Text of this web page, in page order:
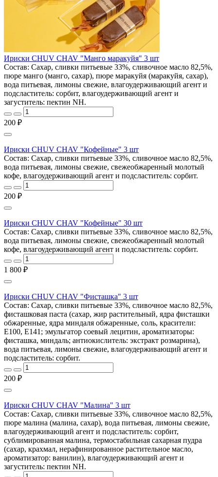
Ириски CHUV CHAV "Манго маракуйя" 3 шт
Состав: Сахар, сливки питьевые 33%, сливочное масло 82,5%,
пюре манго (манго, сахар), пюре маракуйя (маракуйя, сахар),
вода питьевая, лимоны свежие, влагоудерживающий агент и
подсластитель: сорбит, влагоудерживающий агент и
загуститель: пектин NH.
200 ₽
Ириски CHUV CHAV "Кофейные" 3 шт
Состав: Сахар, сливки питьевые 33%, сливочное масло 82,5%,
вода питьевая, лимоны свежие, свежеобжаренный молотый
кофе, влагоудерживающий агент и подсластитель: сорбит.
200 ₽
Ириски CHUV CHAV "Кофейные" 30 шт
Состав: Сахар, сливки питьевые 33%, сливочное масло 82,5%,
вода питьевая, лимоны свежие, свежеобжаренный молотый
кофе, влагоудерживающий агент и подсластитель: сорбит.
1 800 ₽
Ириски CHUV CHAV "Фисташка" 3 шт
Состав: Сахар, сливки питьевые 33%, сливочное масло 82,5%,
фисташковая паста (сахар, жир растительный, ядра фисташки
обжаренные, ядра миндаля обжаренные, соль, красители:
E100, E141; эмульгатор соевый лецитин, ароматизаторы:
фисташка, миндаль; антиокислитель: экстракт розмарина),
вода питьевая, лимоны свежие, влагоудерживающий агент и
подсластитель: сорбит.
200 ₽
Ириски CHUV CHAV "Малина" 3 шт
Состав: Сахар, сливки питьевые 33%, сливочное масло 82,5%,
пюре малина (малина, сахар), вода питьевая, лимоны свежие,
влагоудерживающий агент и подсластитель: сорбит,
сублимированная малина, термостабильная сахарная пудра
(сахар, крахмал, нерафинированное растительное масло,
ароматизатор: ванилин), влагоудерживающий агент и
загуститель: пектин NH.